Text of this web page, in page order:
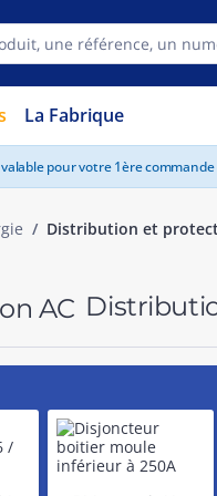
La Fabrique
pour votre 1ère
Distribution et